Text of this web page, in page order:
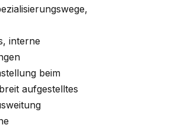
interne
beim
aufgestelltes